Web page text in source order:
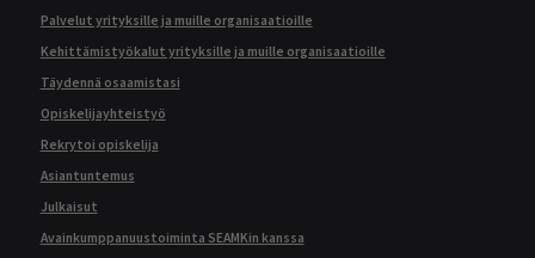
Palvelut yrityksille ja muille organisaatioille
Kehittämistyökalut yrityksille ja muille organisaatioille
Täydennä osaamistasi
Opiskelijayhteistyö
Rekrytoi opiskelija
Asiantuntemus
Julkaisut
Avainkumppanuustoiminta SEAMKin kanssa